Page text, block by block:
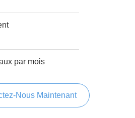
par mois
Nous Maintenant